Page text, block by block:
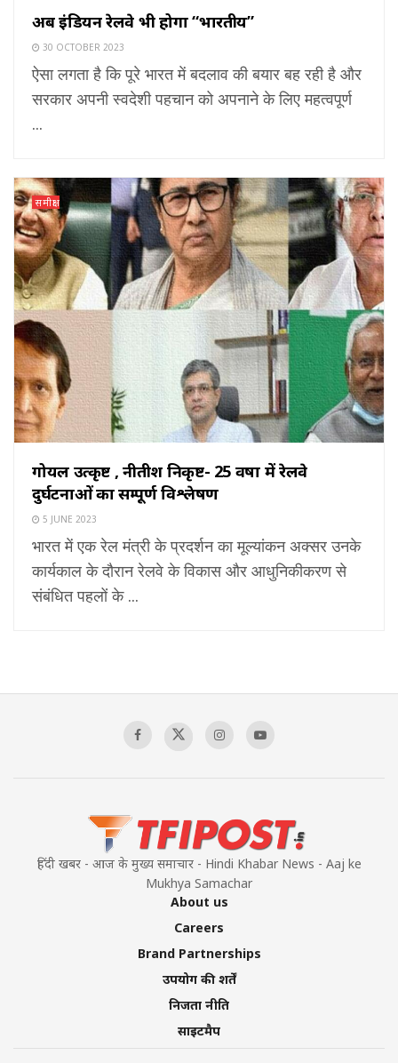
अब इंडियन रेलवे भी होगा “भारतीय”
30 OCTOBER 2023
ऐसा लगता है कि पूरे भारत में बदलाव की बयार बह रही है और
सरकार अपनी स्वदेशी पहचान को अपनाने के लिए महत्वपूर्ण
...
समीक्षा
गोयल उत्कृष्ट , नीतीश निकृष्ट- 25 वर्षों में रेलवे
दुर्घटनाओं का सम्पूर्ण विश्लेषण
5 JUNE 2023
भारत में एक रेल मंत्री के प्रदर्शन का मूल्यांकन अक्सर उनके
कार्यकाल के दौरान रेलवे के विकास और आधुनिकीकरण से
संबंधित पहलों के ...
हिंदी खबर - आज के मुख्य समाचार - Hindi Khabar News - Aaj ke
Mukhya Samachar
About us
Careers
Brand Partnerships
उपयोग की शर्तें
निजता नीति
साइटमैप